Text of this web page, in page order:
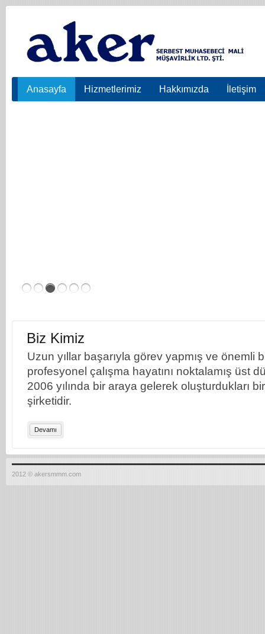
Anasayfa Hizmetlerimiz Hakkımızda İletişim
Biz Kimiz
Uzun yıllar başarıyla görev yapmış ve önemli
profesyonel çalışma hayatını noktalamış üst
2006 yılında bir araya gelerek oluşturdukları
şirketidir.
Devamı
2012 © akersmmm.com